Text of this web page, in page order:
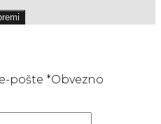
pošte *Obvezno